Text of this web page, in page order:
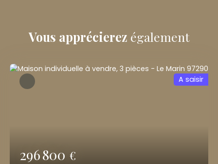
Vous apprécierez également
296 800 €
A saisir